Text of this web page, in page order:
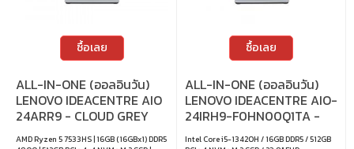
ซื้อเลย
ALL-IN-ONE (ออลอินวัน)
LENOVO IDEACENTRE AIO
24ARR9 - CLOUD GREY
AMD Ryzen 5 7533HS | 16GB (16GBx1) DDR5
ซื้อเลย
ALL-IN-ONE (ออลอินวัน)
LENOVO IDEACENTRE AIO-
24IRH9-F0HN00Q1TA -
CLOUD GREY
Intel Core i5-13420H / 16GB DDR5 / 512GB